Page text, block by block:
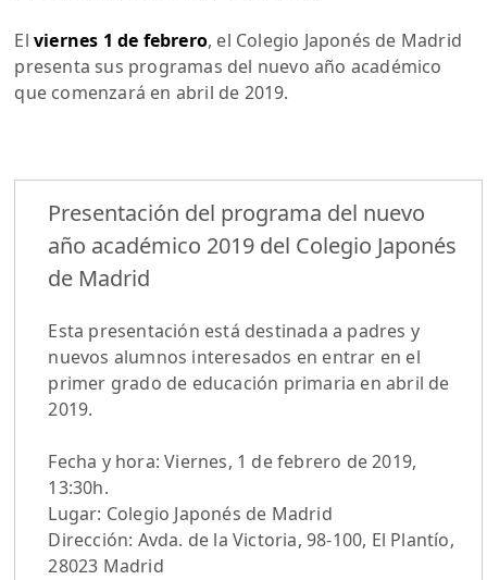
Elviernes 1 de febrero, el Colegio Japonés de Madrid
presenta sus programas del nuevo año académico
que comenzará en abril de 2019.
Presentación del programa del nuevo
año académico 2019 del Colegio Japonés
de Madrid
Esta presentación está destinada a padres y
nuevos alumnos interesados en entrar en el
primer grado de educación primaria en abril de
2019.
Fecha y hora: Viernes, 1 de febrero de 2019,
13:30h.
Lugar: Colegio Japonés de Madrid
Dirección: Avda. de la Victoria, 98-100, El Plantío,
28023 Madrid